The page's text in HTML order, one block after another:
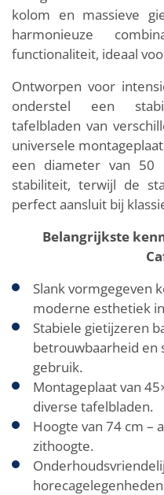
kolom en massieve
harmonieuze
functionaliteit, ideaal
Ontworpen voor
onderstel een
tafelbladen van
universele
een diameter van 50
stabiliteit, terwijl de
perfect aansluit bij
Belangrijkste
Slank vormgegeven
moderne esthetiek
Stabiele gietijzeren
betrouwbaarheid en
gebruik.
Montageplaat van
diverse tafelbladen.
Hoogte van 74 cm –
zithoogte.